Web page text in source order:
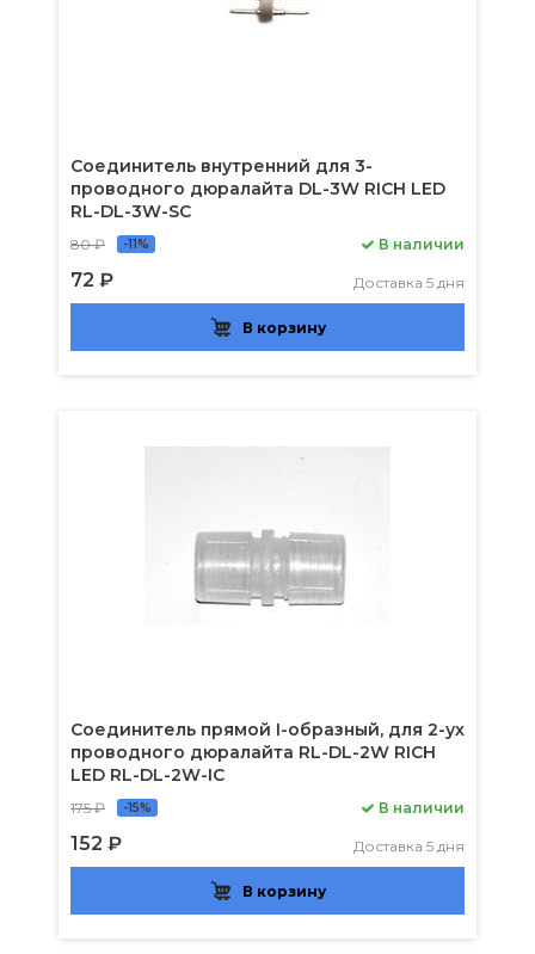
Соединитель внутренний для 3-
проводного дюралайта DL-3W RICH LED
RL-DL-3W-SC
80 ₽ -11%
72 ₽
В наличии
Доставка 5 дня
В корзину
Соединитель прямой I-образный, для 2-ух
проводного дюралайта RL-DL-2W RICH
LED RL-DL-2W-IC
175 ₽ -15%
152 ₽
В наличии
Доставка 5 дня
В корзину